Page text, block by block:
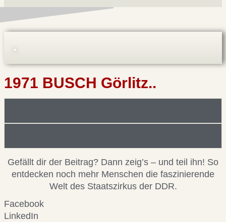
1971 BUSCH Görlitz..
Gefällt dir der Beitrag? Dann zeig’s – und teil ihn! So
entdecken noch mehr Menschen die faszinierende
Welt des Staatszirkus der DDR.
Facebook
LinkedIn